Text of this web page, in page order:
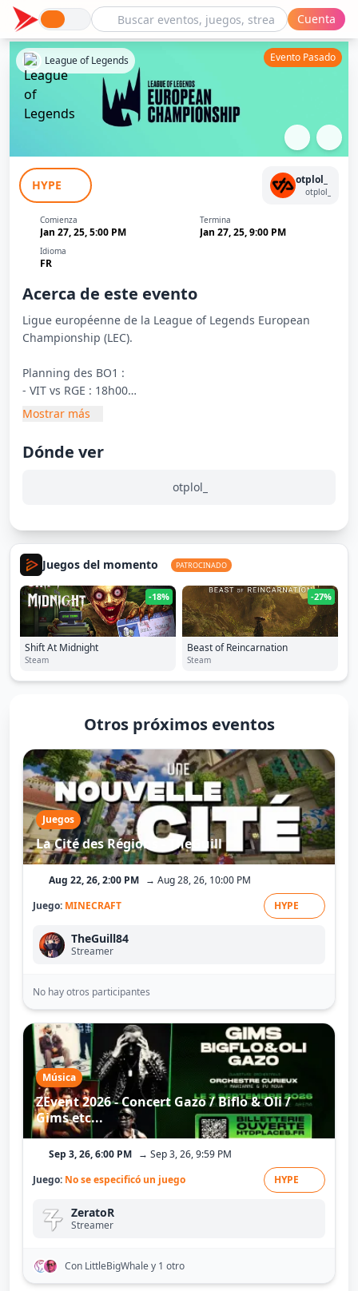
Cuenta
LEC Segment Régional 2025 #6
League of Legends Evento Pasado
HYPE otplol_
otplol_
Comienza
Jan 27, 25, 5:00 PM
Termina
Jan 27, 25, 9:00 PM
Idioma
FR
Acerca de este evento
Ligue européenne de la League of Legends European
Championship (LEC).
Planning des BO1 :
- VIT vs RGE : 18h00
- FNC vs BDS : 18h45
- KC vs TH : 20h15
- SK vs MKOI : 21h00
Mostrar más
Dónde ver
otplol_
Juegos del momento PATROCINADO
-18%
Shift At Midnight
Steam
-27%
Beast of Reincarnation
Steam
Otros próximos eventos
Juegos
La Cité des Régions - TheGuill
Aug 22, 26, 2:00 PM → Aug 28, 26, 10:00 PM
Juego: MINECRAFT HYPE
TheGuill84
Streamer
No hay otros participantes
Música
ZEvent 2026 - Concert Gazo / Biflo & Oli /
Gims etc...
Sep 3, 26, 6:00 PM → Sep 3, 26, 9:59 PM
Juego: No se especificó un juego HYPE
ZeratoR
Streamer
Con LittleBigWhaley 1 otro